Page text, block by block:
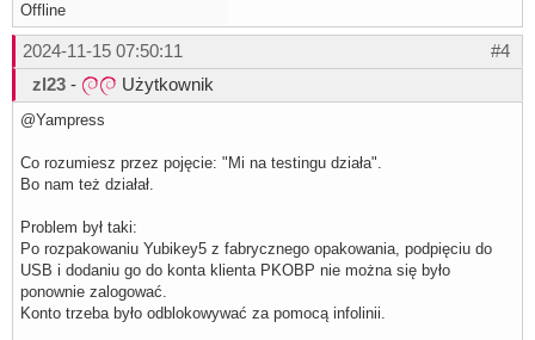
Offline
#4
2024-11-15 07:50:11
zl23 - Użytkownik
@Yampress
Co rozumiesz przez pojęcie: "Mi na testingu działa".
Bo nam też działał.
Problem był taki:
Po rozpakowaniu Yubikey5 z fabrycznego opakowania, podpięciu do
USB i dodaniu go do konta klienta PKOBP nie można się było
ponownie zalogować.
Konto trzeba było odblokowywać za pomocą infolinii.